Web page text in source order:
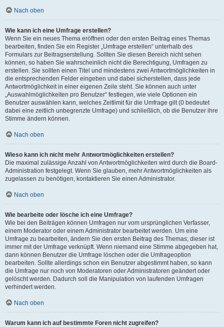
Nach oben
Wie kann ich eine Umfrage erstellen?
Wenn Sie ein neues Thema eröffnen oder den ersten Beitrag eines Themas
bearbeiten, finden Sie ein Register „Umfrage erstellen“ unterhalb des
Formulars zur Beitragserstellung. Sollten Sie diesen Bereich nicht sehen
können, so haben Sie wahrscheinlich nicht die Berechtigung, Umfragen zu
erstellen. Sie sollten einen Titel und mindestens zwei Antwortmöglichkeiten in
die entsprechenden Felder eingeben und dabei sicherstellen, dass jede
Antwortmöglichkeit in einer eigenen Zeile steht. Sie können auch unter
„Auswahlmöglichkeiten pro Benutzer“ festlegen, wie viele Optionen ein
Benutzer auswählen kann, welches Zeitlimit für die Umfrage gilt (0 bedeutet
dabei eine zeitlich unbegrenzte Umfrage) und schließlich, ob die Benutzer ihre
Stimme ändern können.
Nach oben
Wieso kann ich nicht mehr Antwortmöglichkeiten erstellen?
Die maximal zulässige Anzahl von Antwortmöglichkeiten wird durch die Board-
Administration festgelegt. Wenn Sie glauben, mehr Antwortmöglichkeiten als
zugelassen zu benötigen, kontaktieren Sie einen Administrator.
Nach oben
Wie bearbeite oder lösche ich eine Umfrage?
Wie bei den Beiträgen können Umfragen nur vom ursprünglichen Verfasser,
einem Moderator oder einem Administrator bearbeitet werden. Um eine
Umfrage zu bearbeiten, ändern Sie den ersten Beitrag des Themas; dieser ist
immer mit der Umfrage verknüpft. Wenn niemand eine Stimme abgegeben hat,
dann können Benutzer die Umfrage löschen oder die Umfrageoption
bearbeiten. Sollte allerdings schon ein Benutzer abgestimmt haben, so kann
die Umfrage nur noch von Moderatoren oder Administratoren geändert oder
gelöscht werden. Dadurch soll die Manipulation von laufenden Umfragen
verhindert werden.
Nach oben
Warum kann ich auf bestimmte Foren nicht zugreifen?